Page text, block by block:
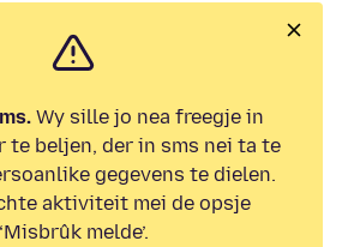
Wy sille jo nea freegje in
te beljen, der in sms nei ta te
gegevens te dielen.
aktiviteit mei de opsje
‘Misbrûk melde’.